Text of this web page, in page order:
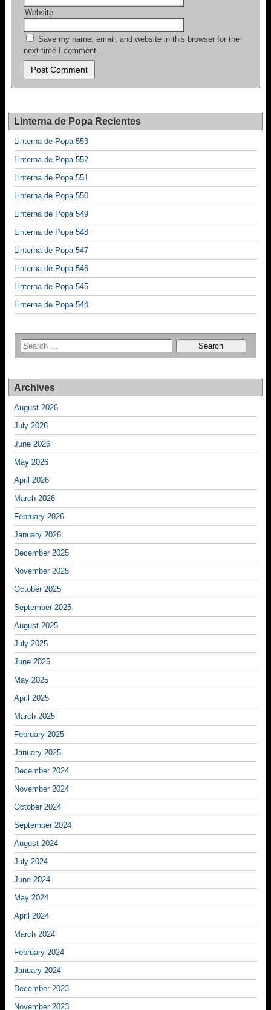
Website
Save my name, email, and website in this browser for the
next time I comment.
Linterna de Popa Recientes
Linterna de Popa 553
Linterna de Popa 552
Linterna de Popa 551
Linterna de Popa 550
Linterna de Popa 549
Linterna de Popa 548
Linterna de Popa 547
Linterna de Popa 546
Linterna de Popa 545
Linterna de Popa 544
Archives
August 2026
July 2026
June 2026
May 2026
April 2026
March 2026
February 2026
January 2026
December 2025
November 2025
October 2025
September 2025
August 2025
July 2025
June 2025
May 2025
April 2025
March 2025
February 2025
January 2025
December 2024
November 2024
October 2024
September 2024
August 2024
July 2024
June 2024
May 2024
April 2024
March 2024
February 2024
January 2024
December 2023
November 2023